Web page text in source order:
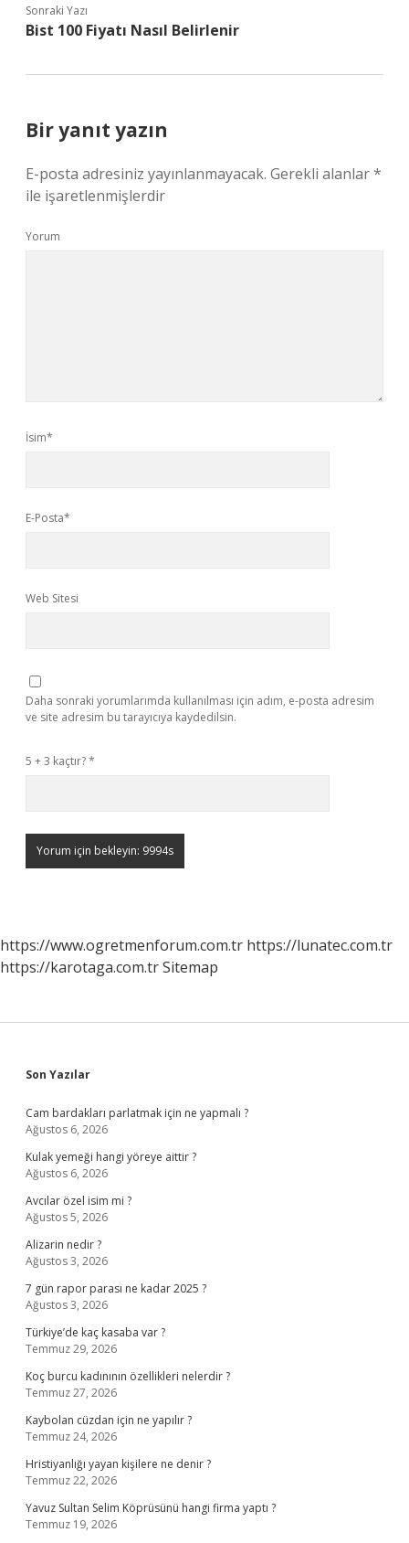
Sonraki Yazı
Bist 100 Fiyatı Nasıl Belirlenir
Bir yanıt yazın
E-posta adresiniz yayınlanmayacak. Gerekli alanlar*
ile işaretlenmişlerdir
Yorum
İsim*
E-Posta*
Web Sitesi
Daha sonraki yorumlarımda kullanılması için adım, e-posta adresim
ve site adresim bu tarayıcıya kaydedilsin.
5 + 3 kaçtır?*
https://www.ogretmenforum.com.tr https://lunatec.com.tr
https://karotaga.com.trSitemap
Sidebar
Son Yazılar
Cam bardakları parlatmak için ne yapmalı ?
Ağustos 6, 2026
Kulak yemeği hangi yöreye aittir ?
Ağustos 6, 2026
Avcılar özel isim mi ?
Ağustos 5, 2026
Alizarin nedir ?
Ağustos 3, 2026
7 gün rapor parası ne kadar 2025 ?
Ağustos 3, 2026
Türkiye’de kaç kasaba var ?
Temmuz 29, 2026
Koç burcu kadınının özellikleri nelerdir ?
Temmuz 27, 2026
Kaybolan cüzdan için ne yapılır ?
Temmuz 24, 2026
Hristiyanlığı yayan kişilere ne denir ?
Temmuz 22, 2026
Yavuz Sultan Selim Köprüsünü hangi firma yaptı ?
Temmuz 19, 2026